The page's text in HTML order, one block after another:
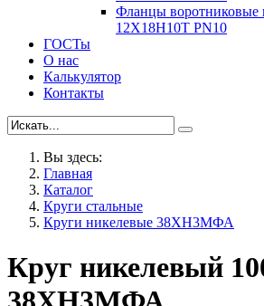
Фланцы воротниковые
12Х18Н10Т PN10
ГОСТы
О нас
Калькулятор
Контакты
Вы здесь:
Главная
Каталог
Круги стальные
Круги никелевые 38XH3MФА
Круг никелевый